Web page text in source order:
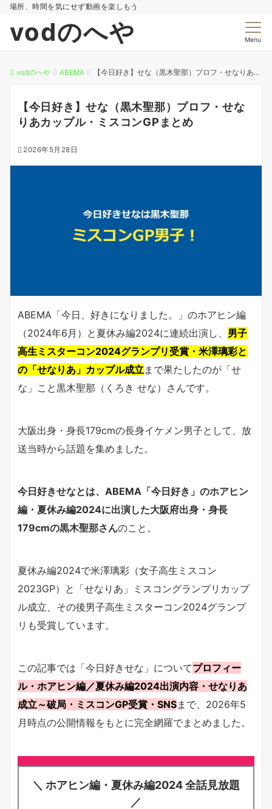
場所、時間を気にせず動画を楽しもう
vodのへや Menu
vodのへや ABEMA 【今日好き】せな（黒木聖那）プロフ・せなりあカップル・ミスコンGPまとめ
【今日好き】せな（黒木聖那）プロフ・せな
りあカップル・ミスコンGPまとめ
2026年5月28日
ABEMA「今日、好きになりました。」のホアヒン編
（2024年6月）と夏休み編2024に連続出演し、 男子
高生ミスターコン2024グランプリ受賞・米澤璃彩と
の「せなりあ」カップル成立 まで果たしたのが「せ
な」こと黒木聖那（くろき せな）さんです。
大阪出身・身長179cmの長身イケメン男子として、放
送当時から話題を集めました。
今日好きせなとは、ABEMA「今日好き」のホアヒン
編・夏休み編2024に出演した大阪府出身・身長
179cmの黒木聖那さんのこと。
夏休み編2024で米澤璃彩（女子高生ミスコン
2023GP）と「せなりあ」ミスコングランプリカップ
ル成立、その後男子高生ミスターコン2024グランプ
リも受賞しています。
この記事では「今日好きせな」についてプロフィー
ル・ホアヒン編／夏休み編2024出演内容・せなりあ
成立～破局・ミスコンGP受賞・SNSまで、2026年5
月時点の公開情報をもとに完全網羅でまとめました。
＼ ホアヒン編・夏休み編2024 全話見放題
／